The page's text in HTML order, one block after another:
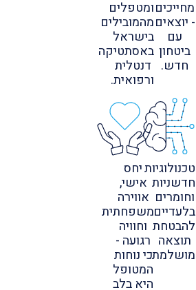
מחייכים
- יוצאים
עם
ביטחון
חדש.
ומטפלים
מהמובילים
בישראל
באסתטיקה
דנטלית
ורפואית.
טכנולוגיות
חדשניות
וחומרים
בלעדיים
להבטחת
תוצאה
מושלמת.
יחס
אישי,
אווירה
משפחתית
וחוויה
רגועה -
כי נוחות
המטופל
היא בלב